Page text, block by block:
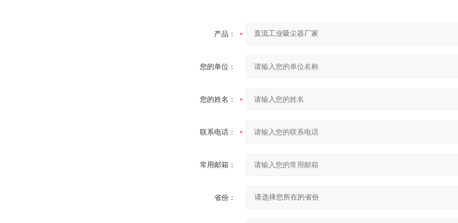
产品：
您的单位：
您的姓名：
联系电话：
常用邮箱：
省份：